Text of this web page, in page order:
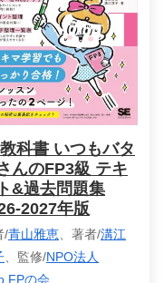
科書 いつもバタ
んのFP3級 テキ
&過去問題集
2027年版
/青山雅恵 、著者/溝江
、監修/NPO法人
の会